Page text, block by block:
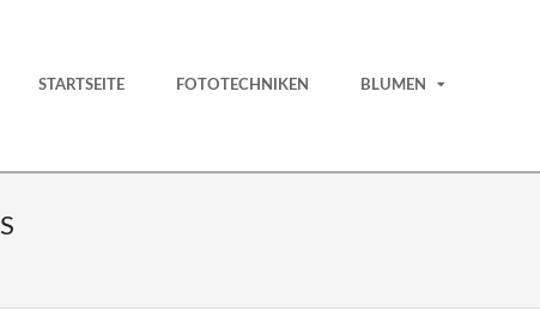
STARTSEITE FOTOTECHNIKEN BLUMEN